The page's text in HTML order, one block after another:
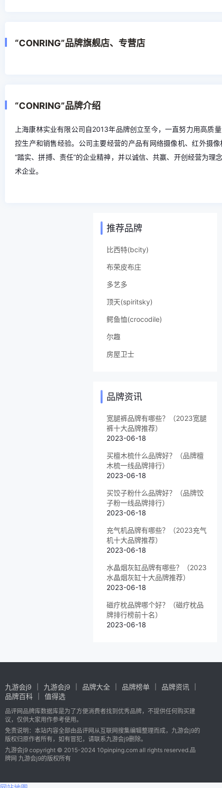
“CONRING”品牌旗舰店、专营店
“CONRING”品牌介绍
上海康林实业有限公司自2013年品牌创立至今，一直努力用高质
控生产和销售经验。公司主要经营的产品有网络摄像机、红外摄
“踏实、拼搏、责任”的企业精神，并以诚信、共赢、开创经营为
术企业。
推荐品牌
比西特(bcity)
布荣皮布庄
多艺多
顶天(spiritsky)
鳄鱼恤(crocodile)
尔趣
房屋卫士
品牌资讯
宽腿裤品牌有哪些？（2023宽腿
裤十大品牌推荐）
2023-06-18
买檀木梳什么品牌好？（品牌檀
木梳一线品牌排行）
2023-06-18
买饺子粉什么品牌好？（品牌饺
子粉一线品牌排行）
2023-06-18
充气机品牌有哪些？（2023充气
机十大品牌推荐）
2023-06-18
水晶烟灰缸品牌有哪些？（2023
水晶烟灰缸十大品牌推荐）
2023-06-18
磁疗枕品牌哪个好？（磁疗枕品
牌排行榜前十名）
2023-06-18
九游会j9 九游会j9 品牌大全 品牌榜单
品牌资讯
品牌百科
值得选
品评网品牌库数据库是为了方便消费者找到优秀品牌，不提供任何购买建
议，仅供大家用作参考使用。
免责说明：本站内容全部由品评网从互联网搜集编辑整理而成，九游会j9的
版权归原作者所有，如有冒犯，请联系九游会j9删除。
九游会j9 copyright © 2015-2024 10pinping.com all rights reserved.品
牌网 九游会j9的版权所有